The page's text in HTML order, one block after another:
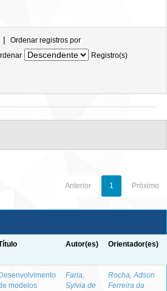
| Ordenar registros por
Registro(s)
Anterior 1 Próximo
Autor(es) Orientador(es)
Desenvolvimento
modelos
Faria,
Sylvia de
Rocha, Adson
Ferreira da